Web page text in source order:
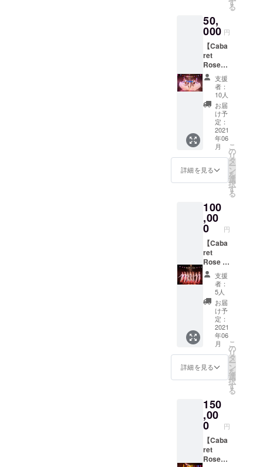
ネー
ム、掲
載不可
のご希
望の方
は、
「備考
欄」へ
必ず明
記をお
願いい
たしま
す。 ※
２．T
シャツ
のサイ
ズを
てお選
びくだ
さい。
ヤーに
お名前
を掲載
（ニッ
クネー
ム、掲
載不可
も可能
です）※
１ ４．
Cabare
t Rose
オリジ
ナル T
シャツ
（CF限
定） ※
オリジ
ナル
DVD
（CF限
定） ※
１．
ニック
ネー
ム、掲
載不可
のご希
望の方
は、
「備考
欄」へ
必ず明
記をお
願いい
シャツ
のサイ
ズを
「オプ
ショ
ン」に
てお選
る
50,
000 円
【Caba
ret
Rose本
公演に
ご招
待！プ
ラン】
１．
Cabare
t Rose
よりお
礼メー
ル ２．
記念ポ
スト
カード
定）
３．フ
ライ
ヤーに
お名前
を掲載
（ニッ
クネー
ム、掲
載不可
も可能
です）※
１ ４．
Cabare
t Rose
オリジ
ナル T
シャツ
（CF限
定） ※
Cabare
t Rose
オリジ
ナル
DVD
（CF限
定）
支援
者：
10人
お届
け予
定：
2021
年06
月
詳細を見る
こ
の
リ
タ
ー
ン
を
選
択
す
る
100
,00
0 円
【Caba
ret
Rose プ
レミア
ムパス
発行！
プラ
ン】
１．
Cabare
t Rose
よりお
礼メー
ル ２．
記念ポ
スト
（CF限
定）
３．フ
ライ
ヤーに
お名前
を掲載
支援
者：
5人
お届
け予
定：
2021
年06
月
詳細を見る
こ
の
リ
タ
ー
ン
を
選
択
す
る
150
,00
0 円
【Caba
ret
Roseと